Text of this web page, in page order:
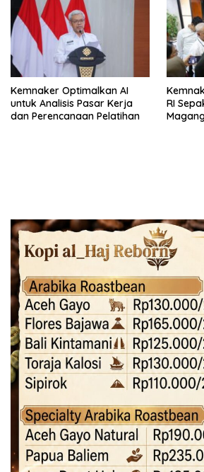
Kemnaker Optimalkan AI
untuk Analisis Pasar Kerja
dan Perencanaan Pelatihan
RI